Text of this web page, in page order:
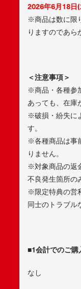
2026年6月18日
※商品は数に限
りますのであら
＜注意事項＞
※商品・各種参
あっても、在庫
※破損・紛失に
す。
※各種商品は事
りません。
※対象商品の返
不良発生箇所の
※限定特典の営
同士のトラブル
■1会計でのご購
なし